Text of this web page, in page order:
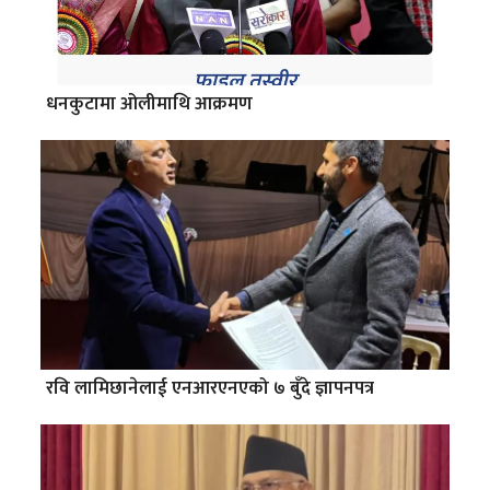
धनकुटामा ओलीमाथि आक्रमण
रवि लामिछानेलाई एनआरएनएको ७ बुँदे ज्ञापनपत्र